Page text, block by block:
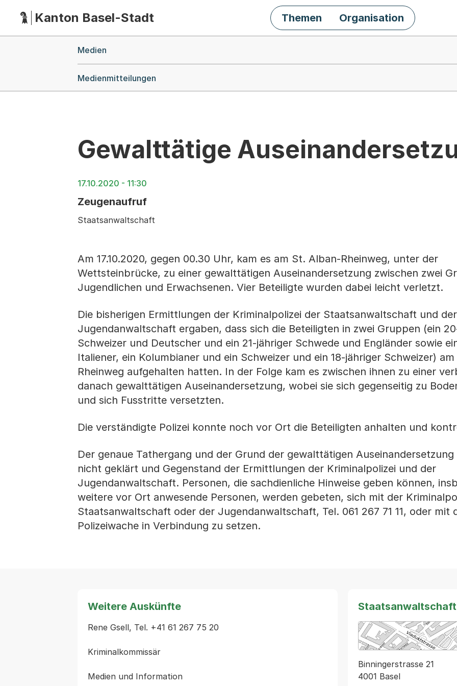
HauptnavigationKanton Basel-Stadt Themen Organisation
Medien
Medienmitteilungen
Gewalttätige
17.10.2020 - 11:30
Zeugenaufruf
Staatsanwaltschaft
Am 17.10.2020, gegen 00.30 Uhr, kam es am St. Alban-Rheinweg, unter der
Wettsteinbrücke, zu einer gewalttätigen Auseinandersetzung zwischen zwei
Jugendlichen und Erwachsenen. Vier Beteiligte wurden dabei leicht verletzt.
Die bisherigen Ermittlungen der Kriminalpolizei der Staatsanwaltschaft und der
Jugendanwaltschaft ergaben, dass sich die Beteiligten in zwei Gruppen (ein
Schweizer und Deutscher und ein 21-jähriger Schwede und Engländer sowie
Italiener, ein Kolumbianer und ein Schweizer und ein 18-jähriger Schweizer)
Rheinweg aufgehalten hatten. In der Folge kam es zwischen ihnen zu einer
danach gewalttätigen Auseinandersetzung, wobei sie sich gegenseitig zu
und sich Fusstritte versetzten.
Die verständigte Polizei konnte noch vor Ort die Beteiligten anhalten und
Der genaue Tathergang und der Grund der gewalttätigen Auseinandersetzung
nicht geklärt und Gegenstand der Ermittlungen der Kriminalpolizei und der
Jugendanwaltschaft. Personen, die sachdienliche Hinweise geben können,
weitere vor Ort anwesende Personen, werden gebeten, sich mit der
Staatsanwaltschaft oder der Jugendanwaltschaft, Tel. 061 267 71 11, oder mit
Polizeiwache in Verbindung zu setzen.
Weitere Auskünfte
Rene Gsell, Tel. +41 61 267 75 20
Kriminalkommissär
Staatsanwaltschaft
Binningerstrasse 21
4001 Basel